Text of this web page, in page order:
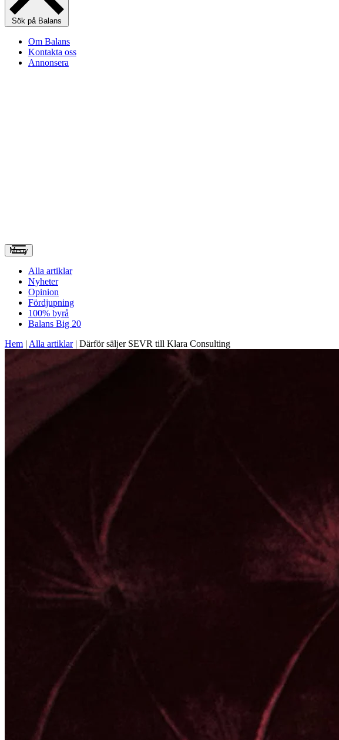
Sök på Balans
Om Balans
Kontakta oss
Annonsera
Meny
Alla artiklar
Nyheter
Opinion
Fördjupning
100% byrå
Balans Big 20
Hem | Alla artiklar| Därför säljer SEVR till Klara Consulting